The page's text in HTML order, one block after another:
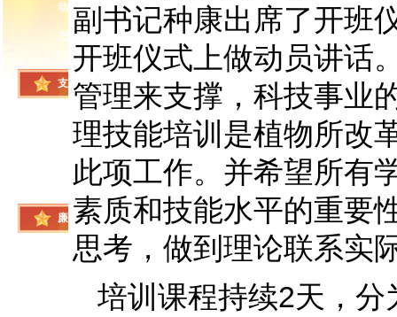
动
态
支
廉
副书记种康出席了开班
开班仪式上做动员讲话
管理来支撑，科技事业
理技能培训是植物所改
此项工作。并希望所有
素质和技能水平的重要
思考，做到理论联系实
培训课程持续2天，